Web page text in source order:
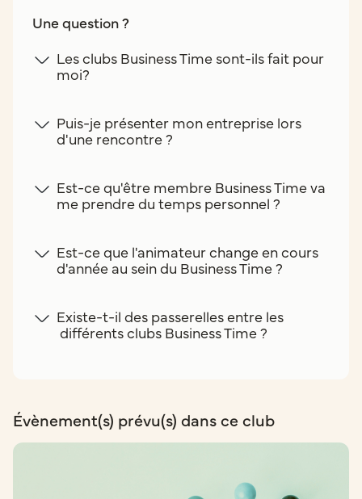
Une question ?
Les clubs Business Time sont-ils fait pour
moi?
Puis-je présenter mon entreprise lors
d'une rencontre ?
Est-ce qu'être membre Business Time va
me prendre du temps personnel ?
Est-ce que l'animateur change en cours
d'année au sein du Business Time ?
Existe-t-il des passerelles entre les
différents clubs Business Time ?
Évènement(s) prévu(s) dans ce club